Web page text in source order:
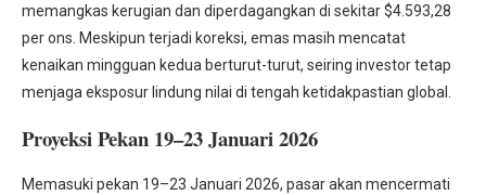
memangkas kerugian dan diperdagangkan di sekitar $4.593,28
per ons. Meskipun terjadi koreksi, emas masih mencatat
kenaikan mingguan kedua berturut-turut, seiring investor tetap
menjaga eksposur lindung nilai di tengah ketidakpastian global.
Proyeksi Pekan 19–23 Januari 2026
Memasuki pekan 19–23 Januari 2026, pasar akan mencermati